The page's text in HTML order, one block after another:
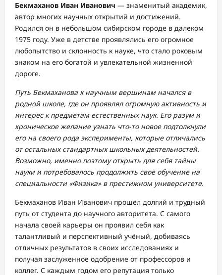
Бекмаханов Иван Иванович — знаменитый академик,
автор многих научных открытий и достижений.
Родился он в небольшом сибирском городе в далеком
1975 году. Уже в детстве проявлялись его огромное
любопытство и склонность к науке, что стало роковым
знаком на его богатой и увлекательной жизненной
дороге.
Путь Бекмаханова к научным вершинам начался в
родной школе, где он проявлял огромную активность и
интерес к предметам естественных наук. Его разум и
хроническое желание узнать что-то новое подтолкнули
его на своего рода эксперименты, которые отличались
от остальных стандартных школьных деятельностей.
Возможно, именно поэтому открыть для себя тайны
науки и потребовалось продолжить своё обучение на
специальности «Физика» в престижном университете.
Бекмаханов Иван Иванович прошёл долгий и трудный
путь от студента до научного авторитета. С самого
начала своей карьеры он проявил себя как
талантливый и перспективный учёный, добиваясь
отличных результатов в своих исследованиях и
получая заслуженное одобрение от профессоров и
коллег. С каждым годом его репутация только